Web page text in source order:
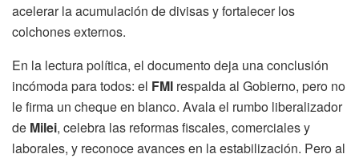
acelerar la acumulación de divisas y fortalecer los
colchones externos.
En la lectura política, el documento deja una conclusión
incómoda para todos: el FMI respalda al Gobierno, pero no
le firma un cheque en blanco. Avala el rumbo liberalizador
de Milei, celebra las reformas fiscales, comerciales y
laborales, y reconoce avances en la estabilización. Pero al